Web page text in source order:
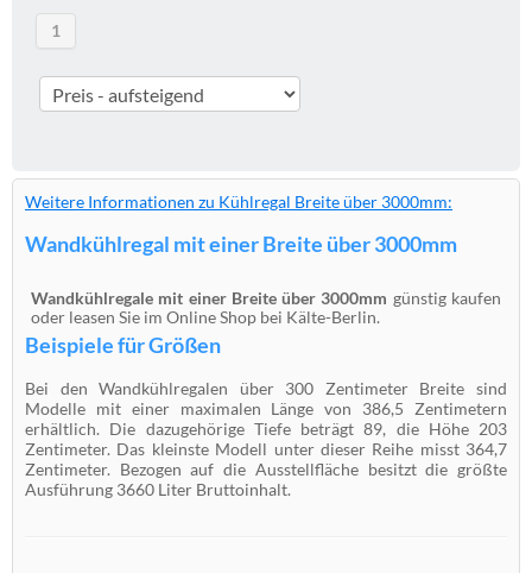
1
Weitere Informationen zu Kühlregal Breite über 3000mm:
Wandkühlregal mit einer Breite über 3000mm
Wandkühlregale mit einer Breite über 3000mm günstig kaufen
oder leasen Sie im Online Shop bei Kälte-Berlin.
Beispiele für Größen
Bei den Wandkühlregalen über 300 Zentimeter Breite sind
Modelle mit einer maximalen Länge von 386,5 Zentimetern
erhältlich. Die dazugehörige Tiefe beträgt 89, die Höhe 203
Zentimeter. Das kleinste Modell unter dieser Reihe misst 364,7
Zentimeter. Bezogen auf die Ausstellfläche besitzt die größte
Ausführung 3660 Liter Bruttoinhalt.